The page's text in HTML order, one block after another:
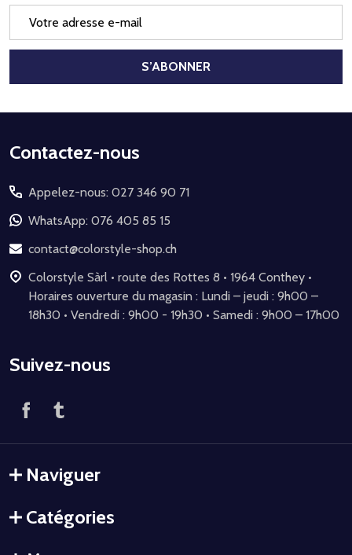
mail
S’ABONNER
Début
pied
de
page
Contactez-nous
Appelez-nous: 027 346 90 71
WhatsApp: 076 405 85 15
contact@colorstyle-shop.ch
Colorstyle Sàrl • route des Rottes 8 • 1964 Conthey •
Horaires ouverture du magasin : Lundi – jeudi : 9h00 –
18h30 • Vendredi : 9h00 - 19h30 • Samedi : 9h00 – 17h00
Suivez-nous
Naviguer
Catégories